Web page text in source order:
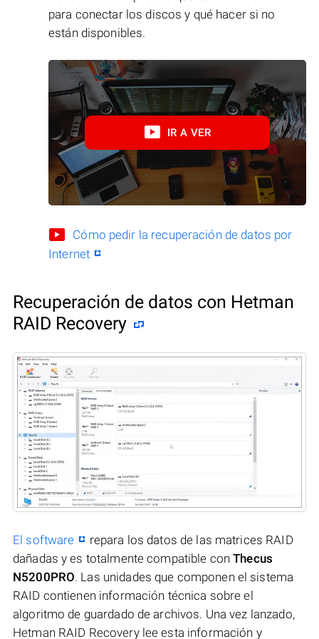
para conectar los discos y qué hacer si no
están disponibles.
IR A VER
Cómo pedir la recuperación de datos por
Internet
Recuperación de datos con Hetman
RAID Recovery
El software
repara los datos de las matrices RAID
dañadas y es totalmente compatible conThecus
N5200PRO. Las unidades que componen el sistema
RAID contienen información técnica sobre el
algoritmo de guardado de archivos. Una vez lanzado,
Hetman RAID Recovery lee esta información y